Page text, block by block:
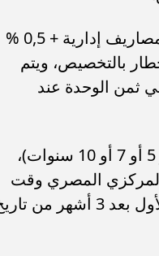
وعلى مستوى نظام السداد يتم استكمال سداد 10% بالإضافة إلى (1 % مصاريف إدارية + 0,5 %
بالتخصيص، ويتم
الاستلام، وسداد 5 % من إجمالي ثمن الوحدة عند
ويتم سداد باقي ثمن الوحدة على أقساط ربع سنوية متساوية لمدة (3 أو 5 أو 7 أو 10 سنوات)،
المركزي المصري وقت
الطرح بالإضافة إلى (2 % + 0,5 % مصاريف تحصيل)، ويستحق القسط الأول بعد 3 أشهر